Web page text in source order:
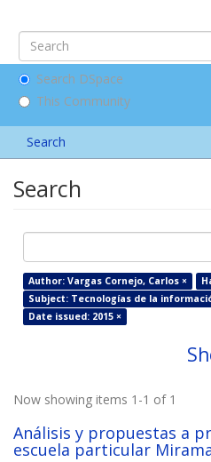
Search DSpace
This Community
Search
Search
Author: Vargas Cornejo, Carlos ×
Subject: Tecnologías de la
Date issued: 2015 ×
Now showing items 1-1 of 1
Análisis y propuestas a
escuela particular